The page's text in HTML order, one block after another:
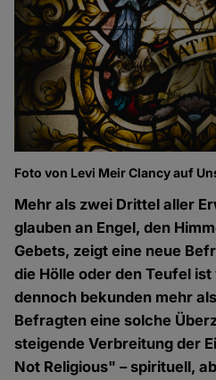
Foto von Levi Meir Clancy auf
Mehr als zwei Drittel aller
glauben an Engel, den
Gebets, zeigt eine neue
die Hölle oder den Teufel
dennoch bekunden mehr
Befragten eine solche
steigende Verbreitung der
Not Religious" – spirituell,